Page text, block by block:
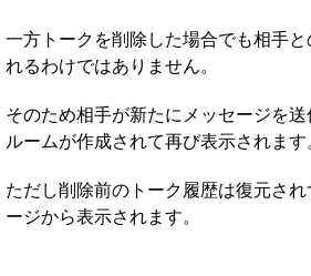
一方トークを削除した場合でも相手
れるわけではありません。
そのため相手が新たにメッセージを
ルームが作成されて再び表示されます
ただし削除前のトーク履歴は復元さ
ージから表示されます。